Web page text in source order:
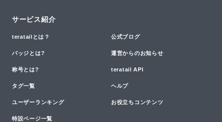
サービス紹介
teratailとは？ 公式ブログ
バッジとは? 運営からのお知らせ
称号とは? teratail API
タグ一覧 ヘルプ
ユーザーランキング お役立ちコンテンツ
特設ページ一覧